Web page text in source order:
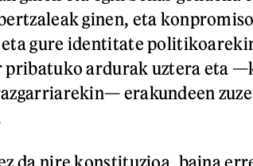
ginen, eta
gure identitate
pribatuko ardurak uztera eta
erakundeen
da nire konstituzioa, baina